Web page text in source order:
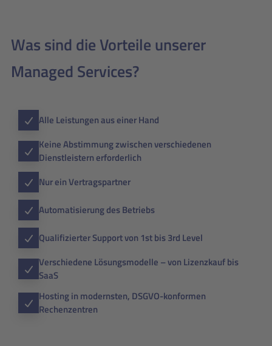
Was sind die Vorteile unserer
Managed Services?
Alle Leistungen aus einer Hand
Keine Abstimmung zwischen verschiedenen
Dienstleistern erforderlich
Nur ein Vertragspartner
Automatisierung des Betriebs
Qualifizierter Support von 1st bis 3rd Level
Verschiedene Lösungsmodelle – von Lizenzkauf bis
SaaS
Hosting in modernsten, DSGVO-konformen
Rechenzentren